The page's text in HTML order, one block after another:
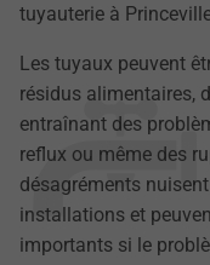
tuyauterie à
Les tuyaux peuvent
résidus alimentaires,
entraînant des
reflux ou même des
désagréments
installations et
importants si le